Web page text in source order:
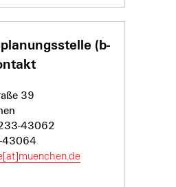
(b-
39
43062
43064